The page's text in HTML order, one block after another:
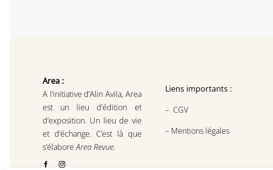
Area :
A l’initiative d’Alin Avila, Area
est un lieu d’édition et
d’exposition. Un lieu de vie
et d’échange. C’est là que
s’élaboreArea Revue.
Liens importants :
– CGV
–Mentions légales